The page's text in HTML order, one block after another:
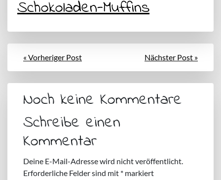
Schokoladen-Muffins
« Vorheriger Post Nächster Post »
Noch keine Kommentare
Schreibe einen
Kommentar
Deine E-Mail-Adresse wird nicht veröffentlicht.
Erforderliche Felder sind mit * markiert